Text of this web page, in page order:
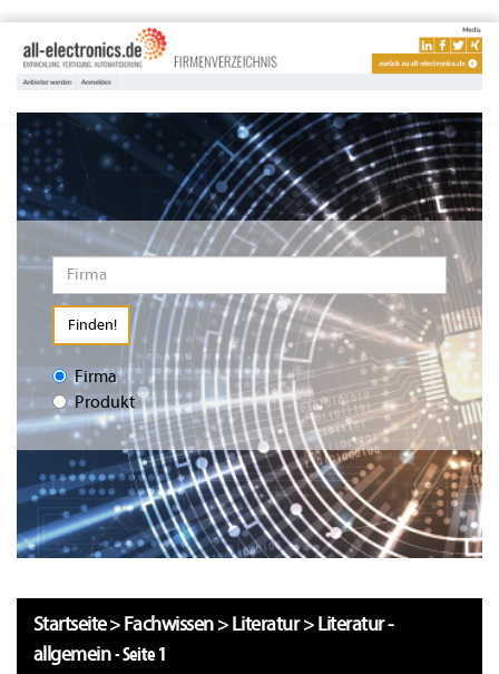
Finden!
Firma
Produkt
Startseite>Fachwissen >Literatur >Literatur -
allgemein-Seite 1